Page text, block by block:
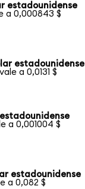
estadounidense
a 0,000843 $
estadounidense
a 0,0131 $
estadounidense
a 0,001004 $
estadounidense
a 0,082 $